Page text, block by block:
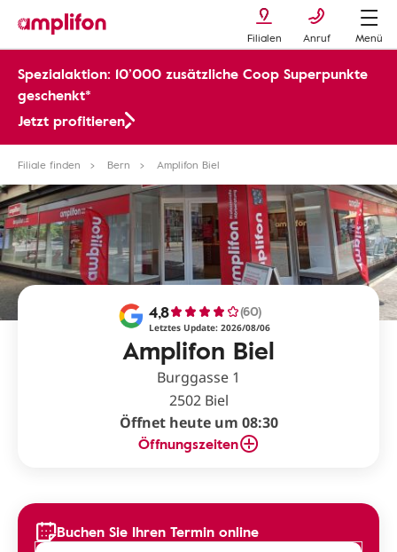
Filialen Anruf Menü
Spezialaktion: 10’000 zusätzliche Coop Superpunkte
geschenkt*
Jetzt profitieren
Filiale finden Bern Amplifon Biel
Amplifon Biel
4,8 (60)
Letztes Update: 2026/08/06
Burggasse 1
2502 Biel
Öffnet heute um 08:30
Öffnungszeiten
Buchen Sie Ihren Termin online